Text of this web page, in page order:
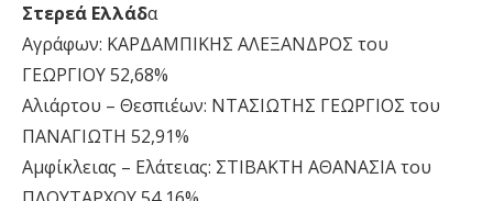
Στερεά Ελλάδα
Αγράφων: ΚΑΡΔΑΜΠΙΚΗΣ ΑΛΕΞΑΝΔΡΟΣ του
ΓΕΩΡΓΙΟΥ 52,68%
Αλιάρτου – Θεσπιέων: ΝΤΑΣΙΩΤΗΣ ΓΕΩΡΓΙΟΣ του
ΠΑΝΑΓΙΩΤΗ 52,91%
Αμφίκλειας – Ελάτειας: ΣΤΙΒΑΚΤΗ ΑΘΑΝΑΣΙΑ του